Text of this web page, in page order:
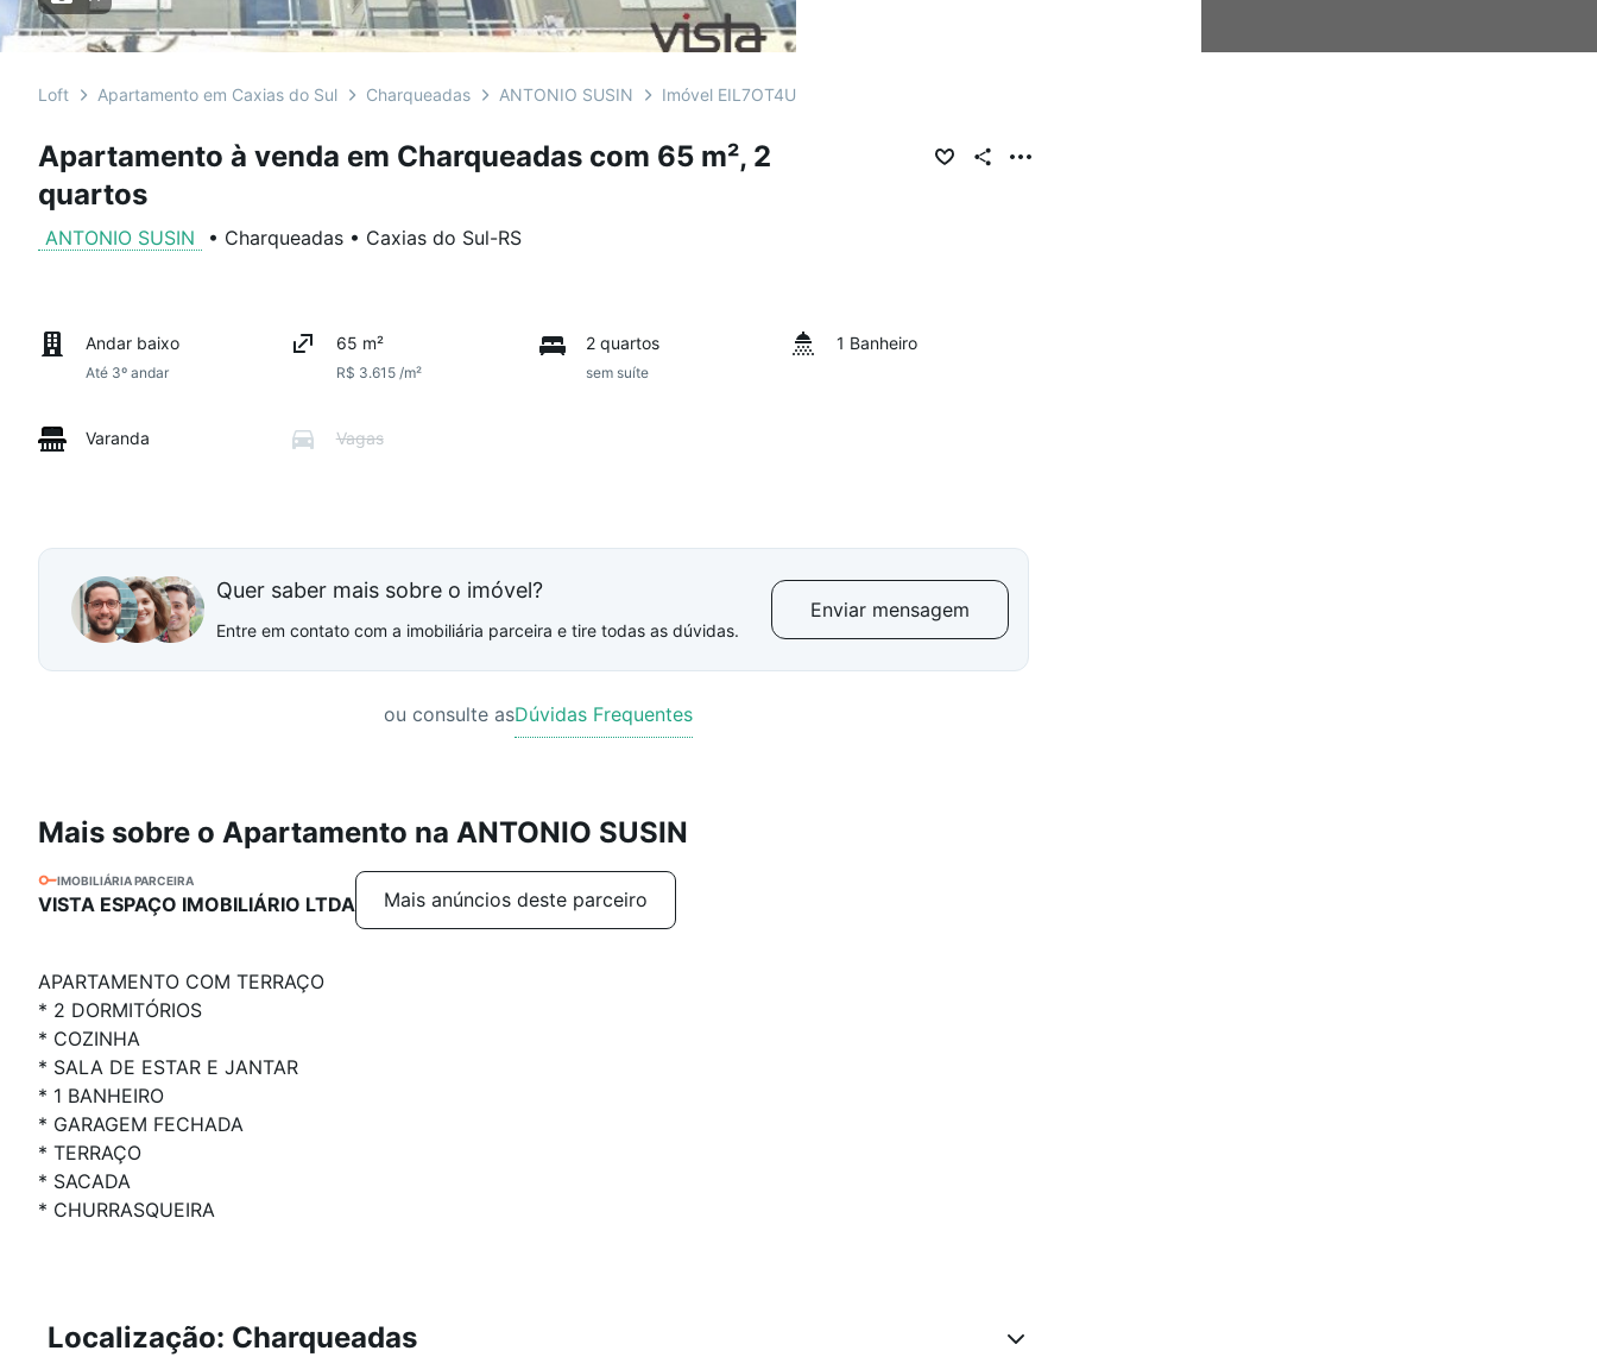
Loft Apartamento em Caxias do Sul Charqueadas ANTONIO SUSIN Imóvel EIL7OT4U
Apartamento à venda em Charqueadas com 65 m², 2
quartos
ANTONIO SUSIN • Charqueadas • Caxias do Sul-RS
Andar baixo
Até 3º andar
65 m²
R$ 3.615 /m²
2 quartos
sem suíte
1 Banheiro
Varanda Vagas
Quer saber mais sobre o imóvel?
Entre em contato com a imobiliária parceira e tire todas as dúvidas.
Enviar mensagem
ou consulte asDúvidas Frequentes
Mais sobre o Apartamento na ANTONIO SUSIN
IMOBILIÁRIA PARCEIRA
VISTA ESPAÇO IMOBILIÁRIO LTDA Mais anúncios deste parceiro
APARTAMENTO COM TERRAÇO
* 2 DORMITÓRIOS
* COZINHA
* SALA DE ESTAR E JANTAR
* 1 BANHEIRO
* GARAGEM FECHADA
* TERRAÇO
* SACADA
* CHURRASQUEIRA
Localização: Charqueadas